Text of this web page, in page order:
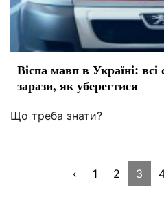
Віспа мавп в Україні:
зарази, як уберегтися
Що треба знати?
‹ 1 2 3